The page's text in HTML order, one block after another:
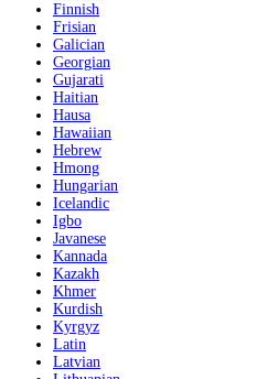
Finnish
Frisian
Galician
Georgian
Gujarati
Haitian
Hausa
Hawaiian
Hebrew
Hmong
Hungarian
Icelandic
Igbo
Javanese
Kannada
Kazakh
Khmer
Kurdish
Kyrgyz
Latin
Latvian